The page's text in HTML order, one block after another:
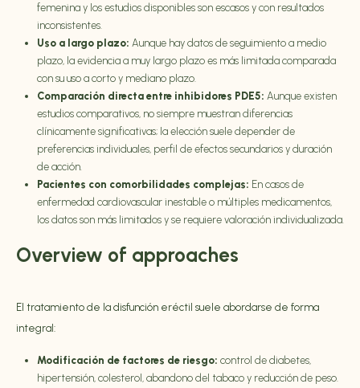
femenina y los estudios disponibles son escasos y con resultados
inconsistentes.
Uso a largo plazo: Aunque hay datos de seguimiento a medio
plazo, la evidencia a muy largo plazo es más limitada comparada
con su uso a corto y mediano plazo.
Comparación directa entre inhibidores PDE5: Aunque existen
estudios comparativos, no siempre muestran diferencias
clínicamente significativas; la elección suele depender de
preferencias individuales, perfil de efectos secundarios y duración
de acción.
Pacientes con comorbilidades complejas: En casos de
enfermedad cardiovascular inestable o múltiples medicamentos,
los datos son más limitados y se requiere valoración individualizada.
Overview of approaches
El tratamiento de la disfunción eréctil suele abordarse de forma
integral:
Modificación de factores de riesgo: control de diabetes,
hipertensión, colesterol, abandono del tabaco y reducción de peso.